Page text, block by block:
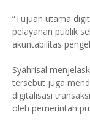
“Tujuan utama
pelayanan publik
akuntabilitas
Syahrisal
tersebut juga
digitalisasi
oleh pemerintah